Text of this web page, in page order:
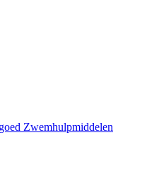
Zwemhulpmiddelen